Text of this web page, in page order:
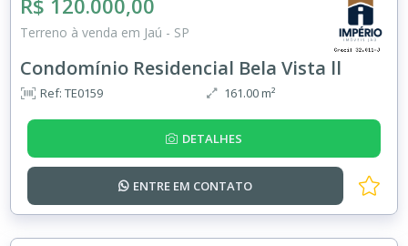
R$ 120.000,00
Terreno à venda em Jaú - SP
Condomínio Residencial Bela Vista ll
Ref: TE0159 161.00 m²
DETALHES
ENTRE EM CONTATO